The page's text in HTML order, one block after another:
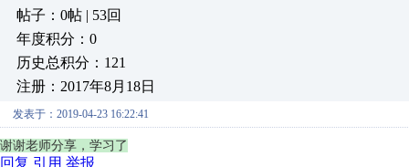
帖子：0帖 | 53回
年度积分：0
历史总积分：121
注册：2017年8月18日
发表于：2019-04-23 16:22:41
谢谢老师分享，学习了
回复 引用 举报